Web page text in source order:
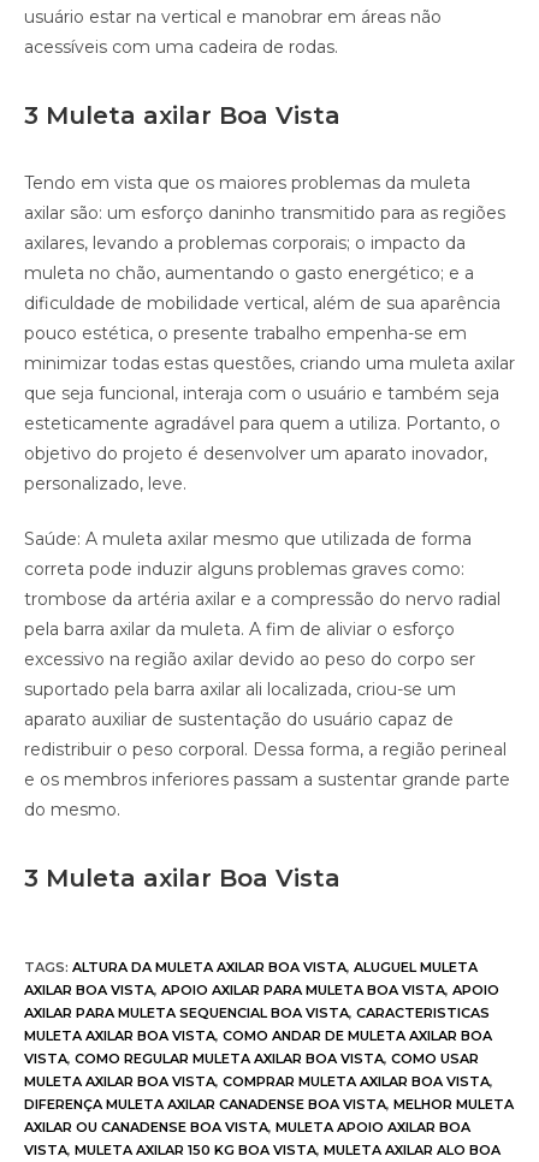
usuário estar na vertical e manobrar em áreas não
acessíveis com uma cadeira de rodas.
3 Muleta axilar Boa Vista
Tendo em vista que os maiores problemas da muleta
axilar são: um esforço daninho transmitido para as regiões
axilares, levando a problemas corporais; o impacto da
muleta no chão, aumentando o gasto energético; e a
dificuldade de mobilidade vertical, além de sua aparência
pouco estética, o presente trabalho empenha-se em
minimizar todas estas questões, criando uma muleta axilar
que seja funcional, interaja com o usuário e também seja
esteticamente agradável para quem a utiliza. Portanto, o
objetivo do projeto é desenvolver um aparato inovador,
personalizado, leve.
Saúde: A muleta axilar mesmo que utilizada de forma
correta pode induzir alguns problemas graves como:
trombose da artéria axilar e a compressão do nervo radial
pela barra axilar da muleta. A fim de aliviar o esforço
excessivo na região axilar devido ao peso do corpo ser
suportado pela barra axilar ali localizada, criou-se um
aparato auxiliar de sustentação do usuário capaz de
redistribuir o peso corporal. Dessa forma, a região perineal
e os membros inferiores passam a sustentar grande parte
do mesmo.
3 Muleta axilar Boa Vista
TAGS: ALTURA DA MULETA AXILAR BOA VISTA, ALUGUEL MULETA
AXILAR BOA VISTA, APOIO AXILAR PARA MULETA BOA VISTA, APOIO
AXILAR PARA MULETA SEQUENCIAL BOA VISTA, CARACTERISTICAS
MULETA AXILAR BOA VISTA, COMO ANDAR DE MULETA AXILAR BOA
VISTA, COMO REGULAR MULETA AXILAR BOA VISTA, COMO USAR
MULETA AXILAR BOA VISTA, COMPRAR MULETA AXILAR BOA VISTA,
DIFERENÇA MULETA AXILAR CANADENSE BOA VISTA, MELHOR MULETA
AXILAR OU CANADENSE BOA VISTA, MULETA APOIO AXILAR BOA
VISTA, MULETA AXILAR 150 KG BOA VISTA, MULETA AXILAR ALO BOA